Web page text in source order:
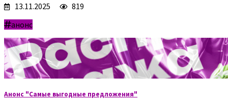
13.11.2025
819
анонс
Анонс "Самые выгодные предложения"